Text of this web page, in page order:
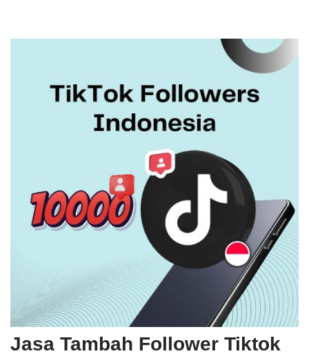
Jasa Tambah Follower Tiktok